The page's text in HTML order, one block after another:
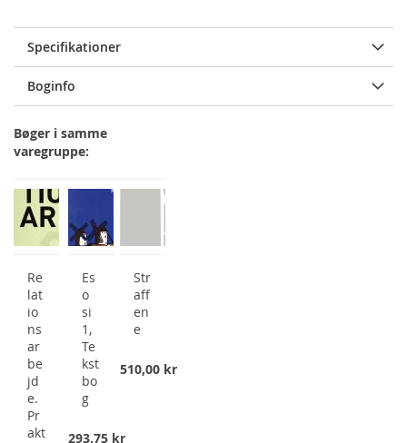
Specifikationer
Boginfo
Bøger i samme
varegruppe:
Re
lat
io
ns
ar
be
jd
e.
Pr
akt
Es
o
si
1,
Te
kst
bo
g
293,75 kr
Str
aff
en
e
510,00 kr